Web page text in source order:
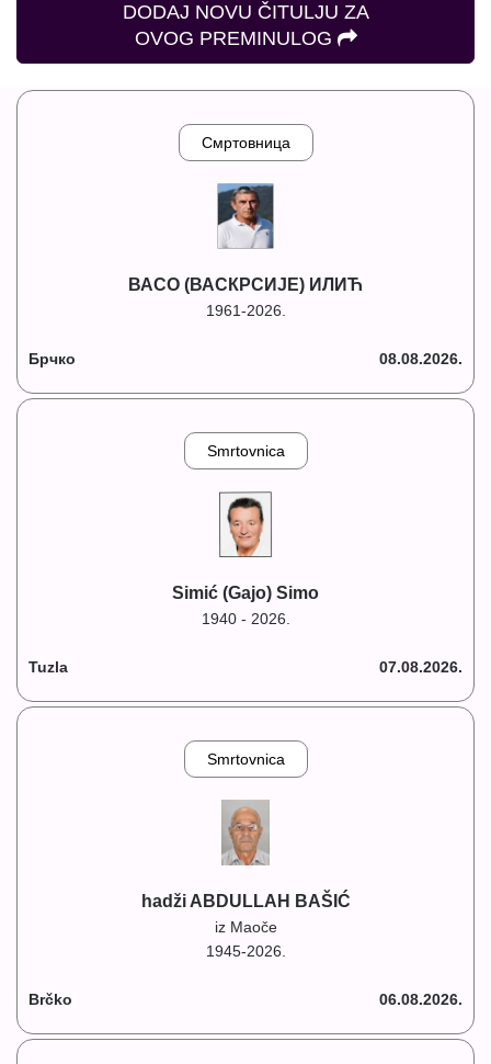
DODAJ NOVU ČITULJU ZA
OVOG PREMINULOG
Смртовница
ВАСО (ВАСКРСИЈЕ) ИЛИЋ
1961-2026.
Брчко 08.08.2026.
Smrtovnica
Simić (Gajo) Simo
1940 - 2026.
Tuzla 07.08.2026.
Smrtovnica
hadži ABDULLAH BAŠIĆ
iz Maoče
1945-2026.
Brčko 06.08.2026.